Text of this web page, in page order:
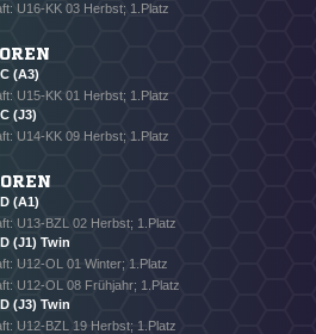
SENDEN
U16-KK 03 Herbst; 1.Platz
(A3)
U15-KK 01 Herbst; 1.Platz
(J3)
U14-KK 09 Herbst; 1.Platz
(A1)
U13-BZL 02 Herbst; 1.Platz
(J1) Twin
U12-OL 01 Winter; 1.Platz
U12-OL 08 Frühjahr; 1.Platz
(J3) Twin
U12-BZL 19 Herbst; 1.Platz